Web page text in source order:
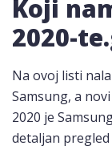
Koji
2020-
Na ovoj listi
Samsung, a
2020 je
detaljan